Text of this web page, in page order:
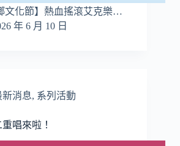
文化節】熱血搖滾艾克樂…
年 6 月 10 日
新消息, 系列活動
唱來啦！